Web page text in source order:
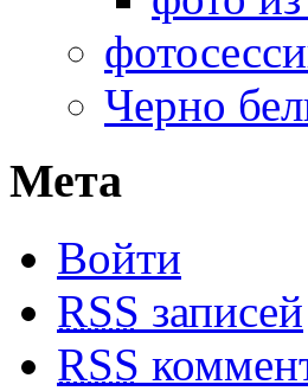
Черно
Мета
Войти
RSS записей
RSS